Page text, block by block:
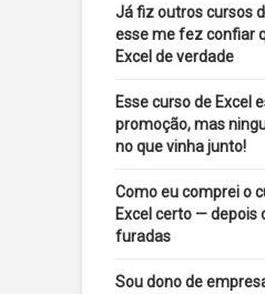
Já fiz outros cursos
esse me fez confiar
Excel de verdade
Esse curso de Excel
promoção, mas
no que vinha junto!
Como eu comprei o
Excel certo — depois
furadas
Sou dono de